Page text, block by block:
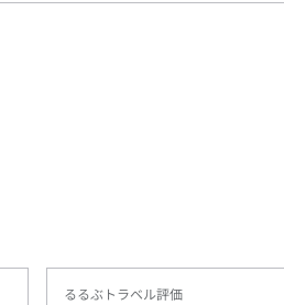
るるぶトラベル評価